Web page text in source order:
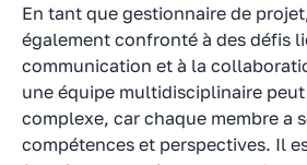
En tant que gestionnaire de
également confronté à des défis
communication et à la
une équipe multidisciplinaire
complexe, car chaque membre a
compétences et perspectives. Il